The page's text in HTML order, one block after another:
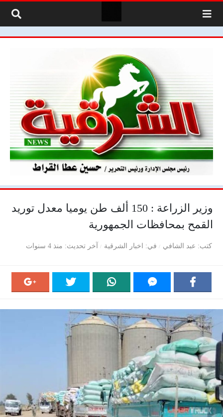
وزير الزراعة : 150 ألف طن يوميا معدل توريد
القمح بمحافظات الجمهورية
كتب عبد الشافي في اخبار الشرقية آخر تحديث منذ 4 سنوات